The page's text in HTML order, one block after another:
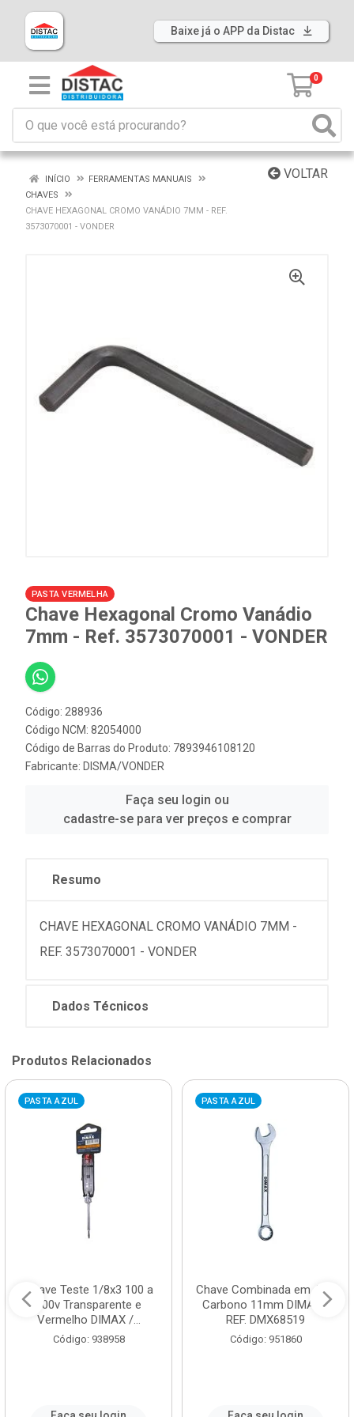
Baixe já o APP da Distac
0
VOLTAR
INÍCIO
FERRAMENTAS MANUAIS
CHAVES
CHAVE HEXAGONAL CROMO VANÁDIO 7MM - REF.
3573070001 - VONDER
PASTA VERMELHA
Chave Hexagonal Cromo Vanádio
7mm - Ref. 3573070001 - VONDER
Código: 288936
Código NCM: 82054000
Código de Barras do Produto: 7893946108120
Fabricante: DISMA/VONDER
Faça seu login ou
cadastre-se para ver preços e comprar
Resumo
CHAVE HEXAGONAL CROMO VANÁDIO 7MM -
REF. 3573070001 - VONDER
Dados Técnicos
Produtos Relacionados
PASTA AZUL
Chave Teste 1/8x3 100 a
500v Transparente e
Vermelho DIMAX /...
Código: 938958
PASTA AZUL
Chave Combinada em Aço
Carbono 11mm DIMAX /
REF. DMX68519
Código: 951860